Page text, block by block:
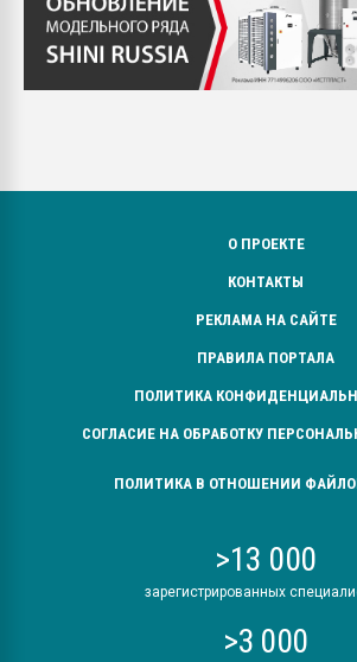
О ПРОЕКТЕ
КОНТАКТЫ
РЕКЛАМА НА САЙТЕ
ПРАВИЛА ПОРТАЛА
ПОЛИТИКА
СОГЛАСИЕ НА ОБРАБОТКУ
ПОЛИТИКА В ОТНОШЕНИИ ФАЙЛОВ
>13 000
зарегистрированных
>3 000